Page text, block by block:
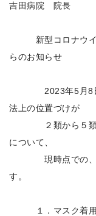
吉田病院 院長
新型コロナウイル
らのお知らせ
2023年5月8日よ
法上の位置づけが
２類から５類へ
について、
現時点での、今
す。
１．マスク着用